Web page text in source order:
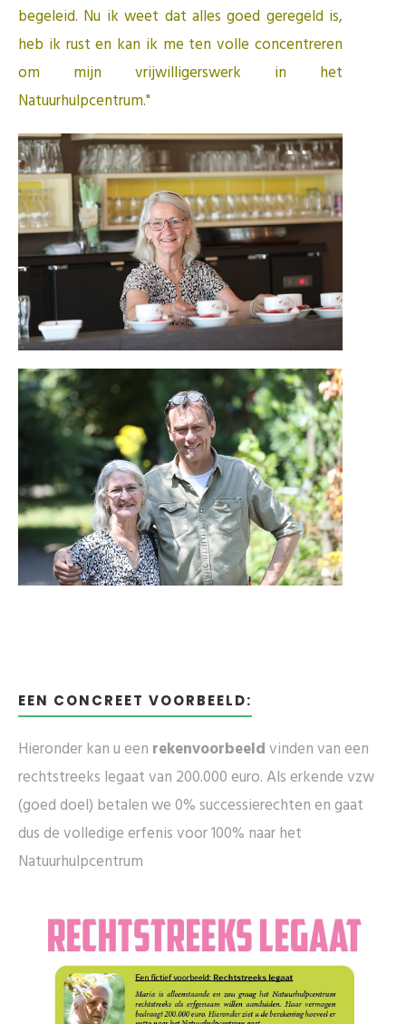
begeleid. Nu ik weet dat alles goed geregeld is,
heb ik rust en kan ik me ten volle concentreren
om mijn vrijwilligerswerk in het
Natuurhulpcentrum."
EEN CONCREET VOORBEELD:
Hieronder kan u een rekenvoorbeeldvinden van een
rechtstreeks legaat van 200.000 euro. Als erkende vzw
(goed doel) betalen we 0% successierechten en gaat
dus de volledige erfenis voor 100% naar het
Natuurhulpcentrum